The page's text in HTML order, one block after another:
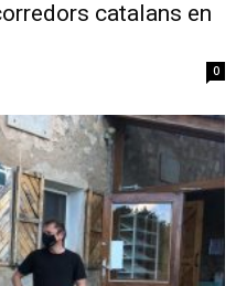
catalans en
0